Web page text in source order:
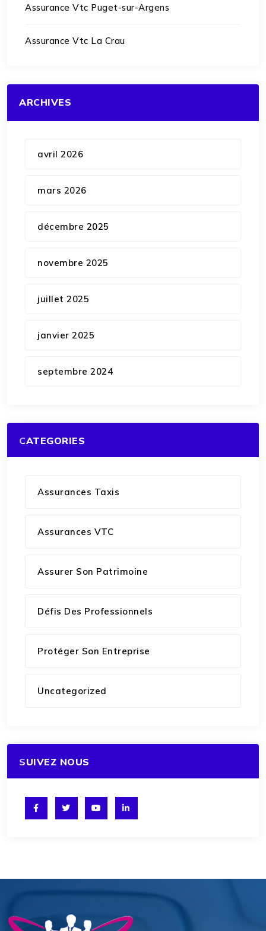
Assurance Vtc Puget-sur-Argens
Assurance Vtc La Crau
ARCHIVES
avril 2026
mars 2026
décembre 2025
novembre 2025
juillet 2025
janvier 2025
septembre 2024
CATEGORIES
Assurances Taxis
Assurances VTC
Assurer Son Patrimoine
Défis Des Professionnels
Protéger Son Entreprise
Uncategorized
SUIVEZ NOUS